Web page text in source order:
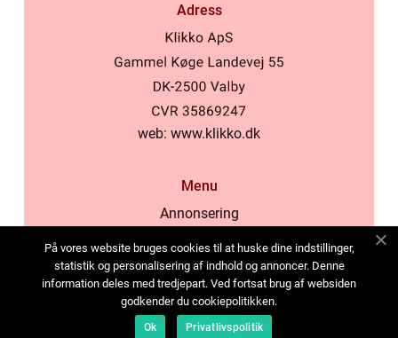
Adress
web: www.klikko.dk
Menu
Annonsering
Cookies
Kontakta oss
Sitemap
På vores website bruges cookies til at huske dine indstillinger,
statistik og personalisering af indhold og annoncer. Denne
information deles med tredjepart. Ved fortsat brug af websiden
godkender du cookiepolitikken.
Ok Privatlivspolitik